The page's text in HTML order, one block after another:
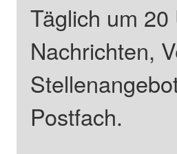
Täglich um
Nachrichten,
Postfach.